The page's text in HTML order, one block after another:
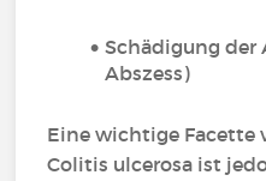
Schädigung der
Abszess)
Eine wichtige Facette
Colitis ulcerosa ist